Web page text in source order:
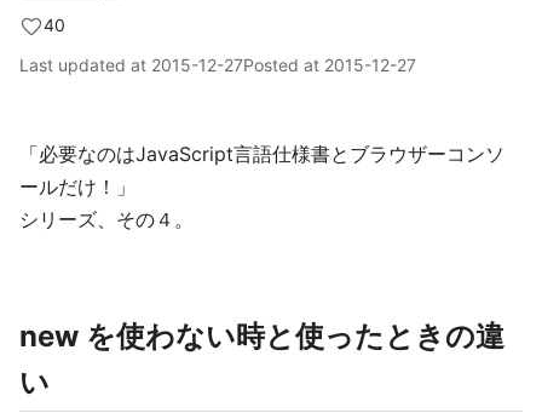
40
Last updated at 2015-12-27Posted at 2015-12-27
「必要なのはJavaScript言語仕様書とブラウザーコンソ
ールだけ！」
シリーズ、その４。
new を使わない時と使ったときの違
い